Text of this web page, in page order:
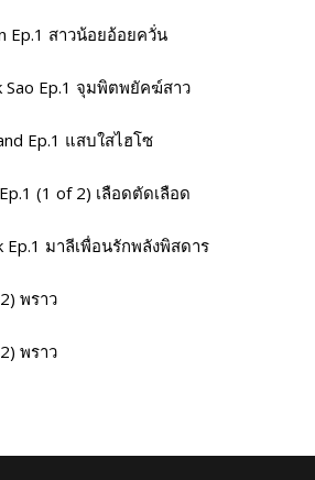
Ep.1 สาวน้อยอ้อยควั่น
Sao Ep.1 จุมพิตพยัคฆ์สาว
Ep.1 แสบใสไฮโซ
(1 of 2) เลือดตัดเลือด
Ep.1 มาลีเพื่อนรักพลังพิสดาร
พราว
พราว